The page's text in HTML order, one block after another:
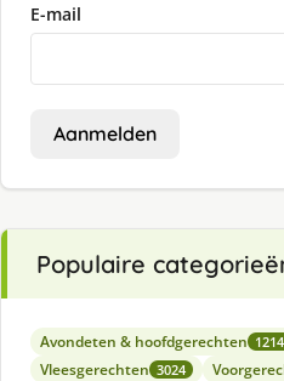
E-mail
Aanmelden
Populaire
Avondeten & hoofdgerechten
Vleesgerechten 3024